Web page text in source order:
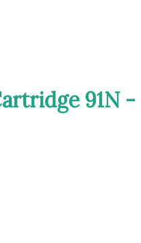
91N -